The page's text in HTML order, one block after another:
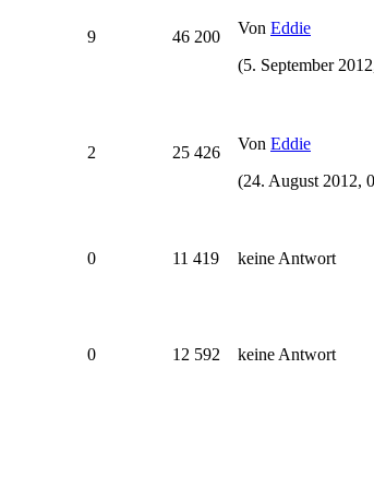
9 46 200 Von Eddie
(5. September
2 25 426 Von Eddie
(24. August 2012,
0 11 419 keine Antwort
0 12 592 keine Antwort